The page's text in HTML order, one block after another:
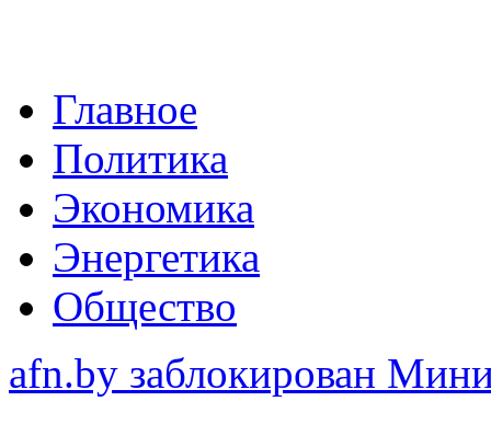
Главное
Политика
Экономика
Энергетика
Общество
afn.by заблокирован